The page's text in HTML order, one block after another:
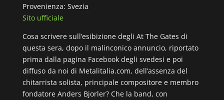
Provenienza: Svezia
Sito ufficiale
Cosa scrivere sull’esibizione degli At The Gates di
questa sera, dopo il malinconico annuncio, riportato
prima dalla pagina Facebook degli svedesi e poi
diffuso da noi di Metalitalia.com, dell’assenza del
chitarrista solista, principale compositore e membro
fondatore Anders Bjorler? Che la band, con